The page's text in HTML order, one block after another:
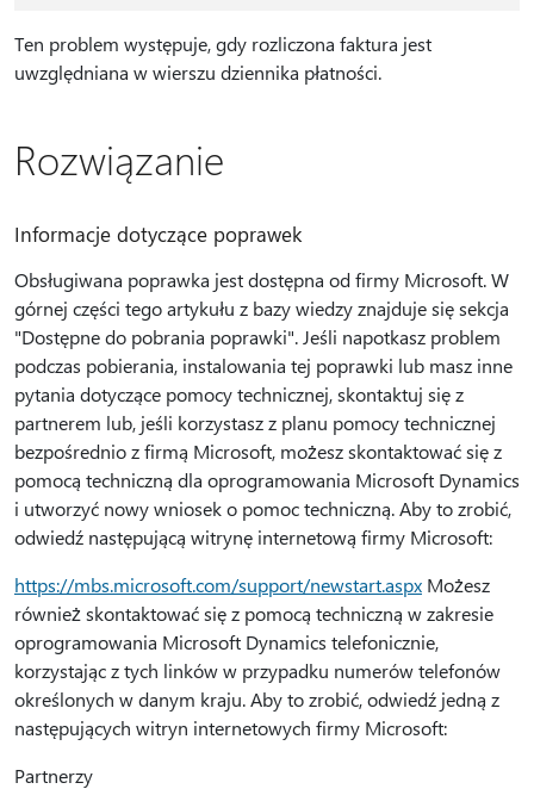
Ten problem występuje, gdy rozliczona faktura jest
uwzględniana w wierszu dziennika płatności.
Rozwiązanie
Informacje dotyczące poprawek
Obsługiwana poprawka jest dostępna od firmy Microsoft. W
górnej części tego artykułu z bazy wiedzy znajduje się sekcja
"Dostępne do pobrania poprawki". Jeśli napotkasz problem
podczas pobierania, instalowania tej poprawki lub masz inne
pytania dotyczące pomocy technicznej, skontaktuj się z
partnerem lub, jeśli korzystasz z planu pomocy technicznej
bezpośrednio z firmą Microsoft, możesz skontaktować się z
pomocą techniczną dla oprogramowania Microsoft Dynamics
i utworzyć nowy wniosek o pomoc techniczną. Aby to zrobić,
odwiedź następującą witrynę internetową firmy Microsoft:
https://mbs.microsoft.com/support/newstart.aspx Możesz
również skontaktować się z pomocą techniczną w zakresie
oprogramowania Microsoft Dynamics telefonicznie,
korzystając z tych linków w przypadku numerów telefonów
określonych w danym kraju. Aby to zrobić, odwiedź jedną z
następujących witryn internetowych firmy Microsoft:
Partnerzy